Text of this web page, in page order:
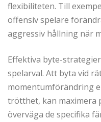
flexibiliteten. Till
offensiv spelare
aggressiv hållning när
Effektiva byte-
spelarval. Att byta vid
momentumförändring
trötthet, kan maximera
överväga de specifika